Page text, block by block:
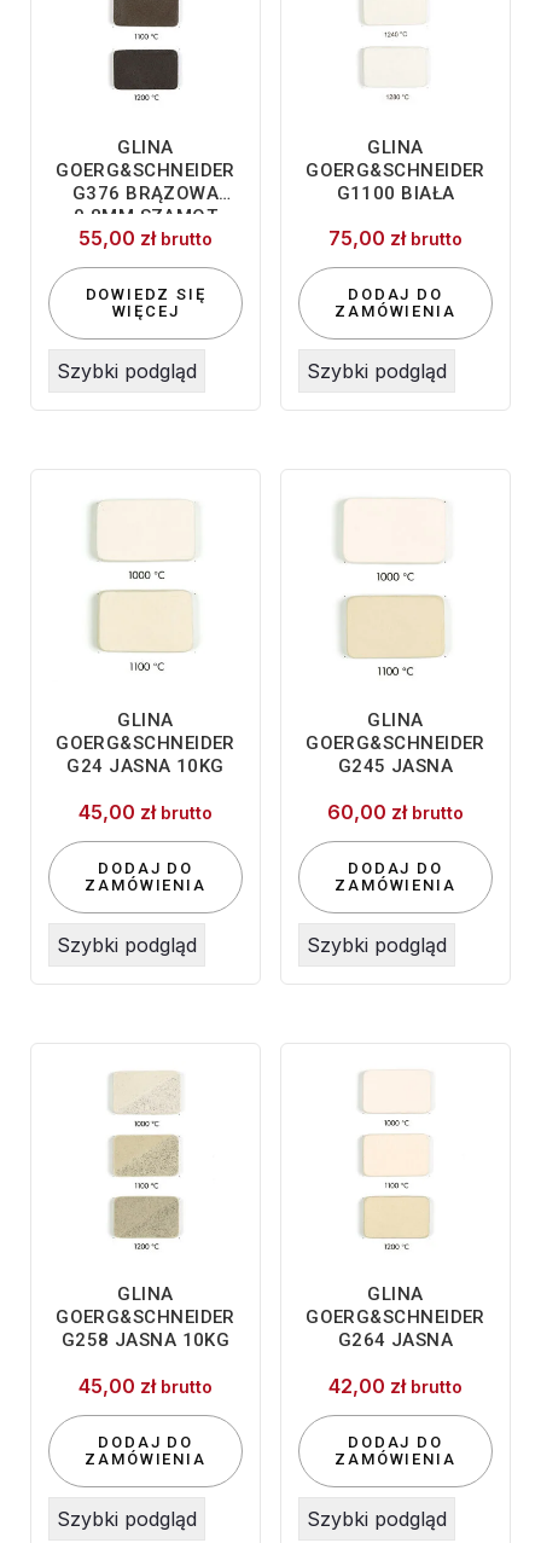
GLINA
GOERG&SCHNEIDER
G376 BRĄZOWA
0,8MM SZAMOT
10KG
55,00 zł brutto
DOWIEDZ SIĘ
WIĘCEJ
Szybki podgląd
GLINA
GOERG&SCHNEIDER
G1100 BIAŁA
75,00 zł brutto
DODAJ DO
ZAMÓWIENIA
Szybki podgląd
GLINA
GOERG&SCHNEIDER
G24 JASNA 10KG
45,00 zł brutto
DODAJ DO
ZAMÓWIENIA
Szybki podgląd
GLINA
GOERG&SCHNEIDER
G245 JASNA
60,00 zł brutto
DODAJ DO
ZAMÓWIENIA
Szybki podgląd
GLINA
GOERG&SCHNEIDER
G258 JASNA 10KG
45,00 zł brutto
DODAJ DO
ZAMÓWIENIA
Szybki podgląd
GLINA
GOERG&SCHNEIDER
G264 JASNA
42,00 zł brutto
DODAJ DO
ZAMÓWIENIA
Szybki podgląd